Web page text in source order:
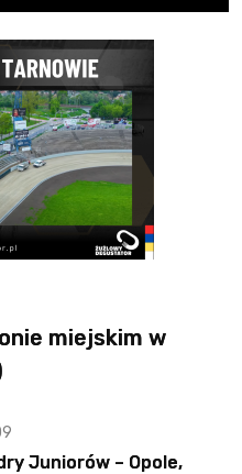
miejskim w
Juniorów – Opole,